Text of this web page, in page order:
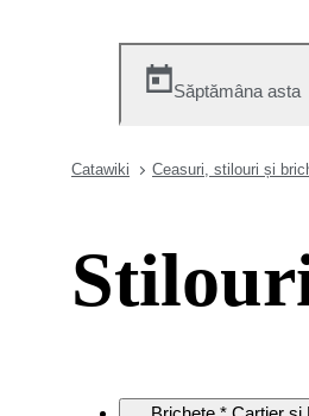
Săptămâna asta
Catawiki Ceasuri, stilouri și